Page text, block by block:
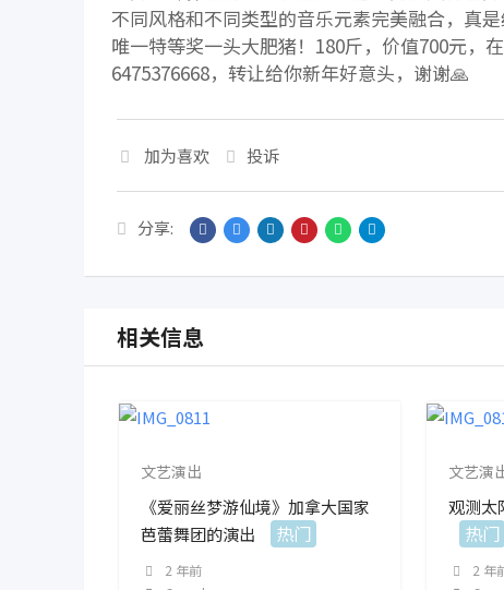
不同风格和不同类型的音乐元素完美融合，真
唯一特等奖一头大肥猪！180斤，价值700元，
6475376668，转让给你新年好意头，谢谢🙏
加为喜欢 投诉
分享:
相关信息
文艺演出
《爱丽丝梦游仙境》加拿大国家
芭蕾舞团的演出
热门
2 年前
文艺演
观测太
热门
2 年